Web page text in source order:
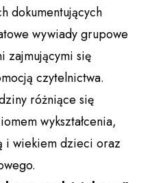
dokumentujących
wywiady grupowe
zajmującymi się
czytelnictwa.
różniące się
wykształcenia,
i wiekiem dzieci oraz